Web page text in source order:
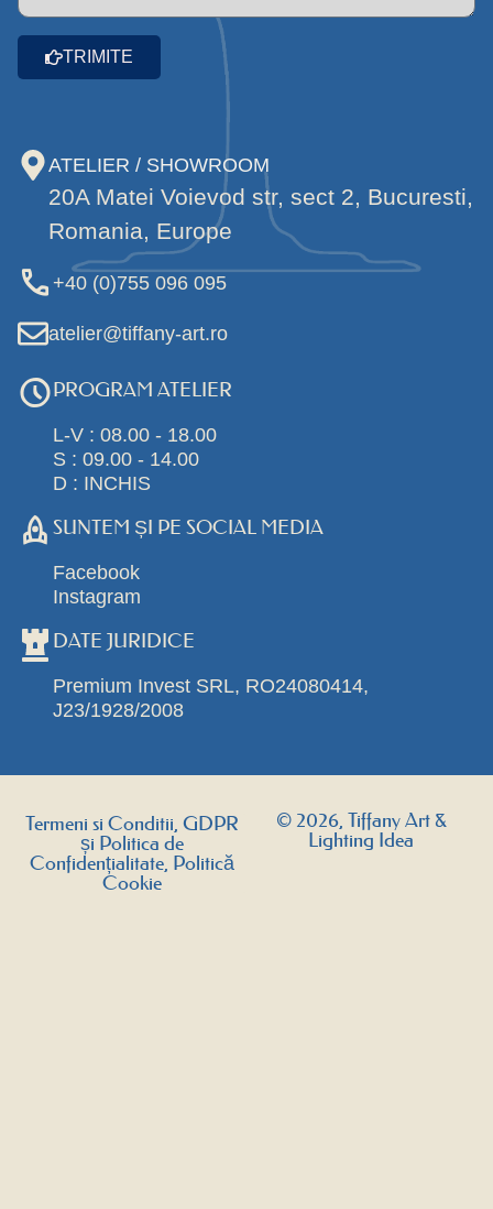
TRIMITE
ATELIER / SHOWROOM
20A Matei Voievod str, sect 2, Bucuresti,
Romania, Europe
+40 (0)755 096 095
atelier@tiffany-art.ro
PROGRAM ATELIER
L-V : 08.00 - 18.00
S : 09.00 - 14.00
D : INCHIS
SUNTEM ȘI PE SOCIAL MEDIA
Facebook
Instagram
DATE JURIDICE
Premium Invest SRL, RO24080414,
J23/1928/2008
Termeni si Conditii, GDPR
și Politica de
Confidențialitate, Politică
Cookie
© 2026, Tiffany Art &
Lighting Idea